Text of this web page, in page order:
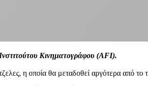
Κινηματογράφου (AFI).
η οποία θα μεταδοθεί αργότερα από το